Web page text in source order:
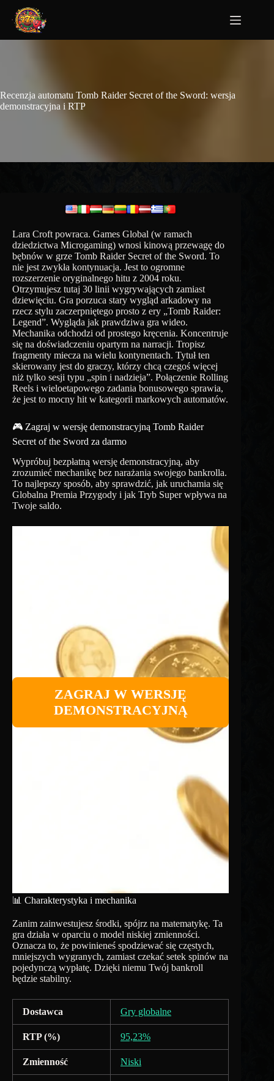
Recenzja automatu Tomb Raider Secret of the Sword: wersja
demonstracyjna i RTP
Lara Croft powraca. Games Global (w ramach
dziedzictwa Microgaming) wnosi kinową przewagę do
bębnów w grze Tomb Raider Secret of the Sword. To
nie jest zwykła kontynuacja. Jest to ogromne
rozszerzenie oryginalnego hitu z 2004 roku.
Otrzymujesz tutaj 30 linii wygrywających zamiast
dziewięciu. Gra porzuca stary wygląd arkadowy na
rzecz stylu zaczerpniętego prosto z ery „Tomb Raider:
Legend”. Wygląda jak prawdziwa gra wideo.
Mechanika odchodzi od prostego kręcenia. Koncentruje
się na doświadczeniu opartym na narracji. Tropisz
fragmenty miecza na wielu kontynentach. Tytuł ten
skierowany jest do graczy, którzy chcą czegoś więcej
niż tylko sesji typu „spin i nadzieja”. Połączenie Rolling
Reels i wieloetapowego zadania bonusowego sprawia,
że ​​jest to mocny hit w kategorii markowych automatów.
🎮 Zagraj w wersję demonstracyjną Tomb Raider
Secret of the Sword za darmo
Wypróbuj bezpłatną wersję demonstracyjną, aby
zrozumieć mechanikę bez narażania swojego bankrolla.
To najlepszy sposób, aby sprawdzić, jak uruchamia się
Globalna Premia Przygody i jak Tryb Super wpływa na
Twoje saldo.
ZAGRAJ W WERSJĘ
DEMONSTRACYJNĄ
📊 Charakterystyka i mechanika
Zanim zainwestujesz środki, spójrz na matematykę. Ta
gra działa w oparciu o model niskiej zmienności.
Oznacza to, że powinieneś spodziewać się częstych,
mniejszych wygranych, zamiast czekać setek spinów na
pojedynczą wypłatę. Dzięki niemu Twój bankroll
będzie stabilny.
Dostawca Gry globalne
RTP (%) 95,23%
Zmienność Niski